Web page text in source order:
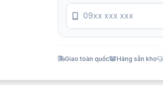
Giao toàn quốc Hàng sẵn kho